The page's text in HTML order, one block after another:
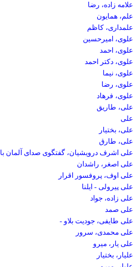
علامه زاده، رضا
علم، همایون
علمداری، کاظم
علوی، امیرحسین
علوی، احمد
علوی، دکتر احمد
علوی، نیما
علوی، رضا
علوی، فرهاد
علی، طاریق
علی
علی، بختیار
علی، طارق
علی اشرف درویشیان، گفتگوی صدای آلمان با
علی اصغر، راشدان
علی اوف، پروفسور اقرار
علی پیرولی - ایلنا
علی زاده، جواد
علی صمد
علی طایفی، جودیت بلاو -
علی محمدی، سرور
علی یار، میرو
علیار، بختیار